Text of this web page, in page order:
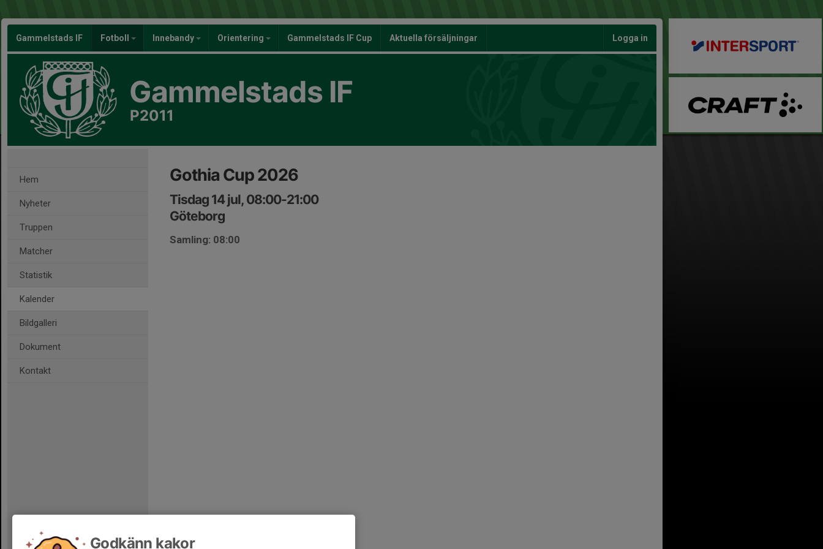
Gammelstads IF Fotboll Innebandy Orientering Gammelstads IF Cup Aktuella försäljningar Logga in
Gammelstads IF
P2011
Hem
Nyheter
Truppen
Matcher
Statistik
Kalender
Bildgalleri
Dokument
Kontakt
Gothia Cup 2026
Tisdag 14 jul, 08:00-21:00
Göteborg
Samling: 08:00
Godkänn kakor